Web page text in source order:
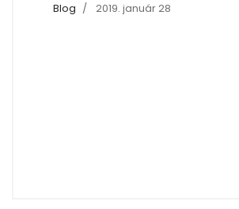
Blog 2019. január 28